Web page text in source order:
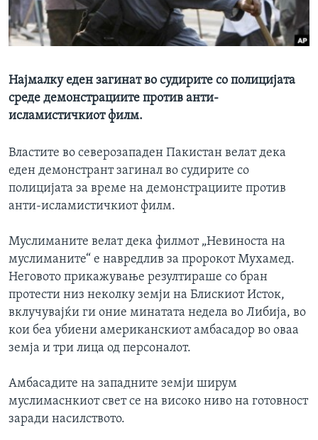
ИНТЕРВЈУА
Јазици
Најмалку еден загинат во судирите со полицијата
среде демонстрациите против анти-
исламистичкиот филм.
Властите во северозападен Пакистан велат дека
еден демонстрант загинал во судирите со
полицијата за време на демонстрациите против
анти-исламистичкиот филм.
Муслиманите велат дека филмот „Невиноста на
муслиманите“ е навредлив за пророкот Мухамед.
Неговото прикажување резултираше со бран
протести низ неколку земји на Блискиот Исток,
вклучувајќи ги оние минатата недела во Либија, во
кои беа убиени американскиот амбасадор во оваа
земја и три лица од персоналот.
Амбасадите на западните земји ширум
муслимаснкиот свет се на високо ниво на готовност
заради насилството.